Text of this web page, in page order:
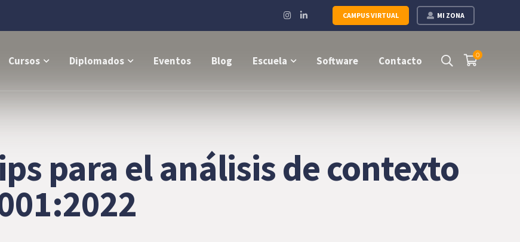
MI ZONA
CAMPUS VIRTUAL
Instagram
Profile
LinkedIn
Profile
0
Cursos Diplomados Eventos Blog Escuela Software Contacto
para el análisis de contexto